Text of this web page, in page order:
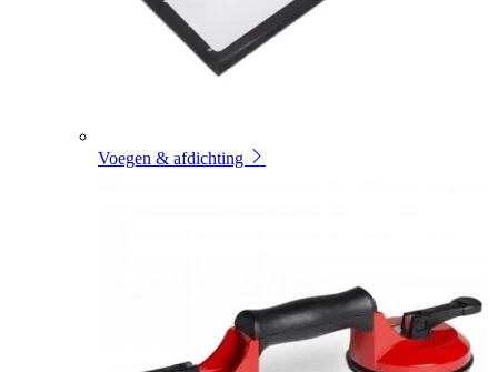
Voegen & afdichting